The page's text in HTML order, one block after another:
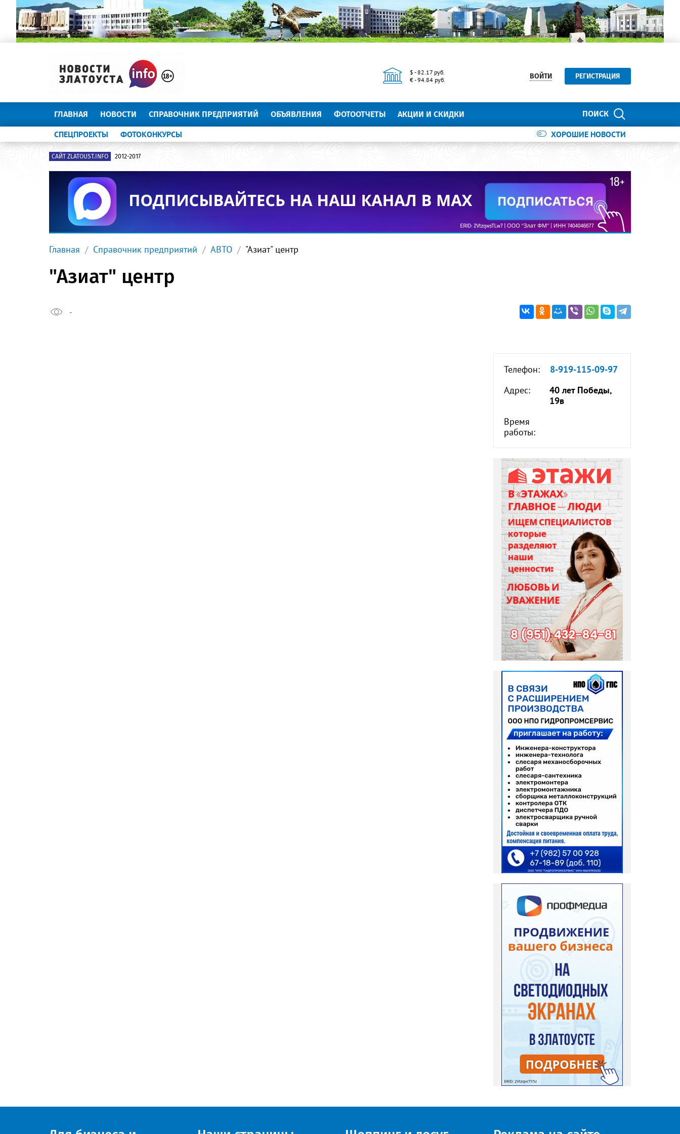
$ - 82.17 руб.
€ - 94.84 руб.
ВОЙТИ РЕГИСТРАЦИЯ
ПОИСК
ГЛАВНАЯ НОВОСТИ СПРАВОЧНИК ПРЕДПРИЯТИЙ ОБЪЯВЛЕНИЯ ФОТООТЧЕТЫ АКЦИИ И СКИДКИ
ХОРОШИЕ НОВОСТИ
СПЕЦПРОЕКТЫ ФОТОКОНКУРСЫ
САЙТ ZLATOUST.INFO 2012-2017
Главная Справочник предприятий АВТО "Азиат" центр
"Азиат" центр
-
Телефон:
8-919-115-09-97
Адрес:
40 лет Победы,
19в
Время
работы: